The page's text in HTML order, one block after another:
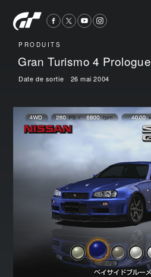
PRODUITS
Gran Turismo 4 Prologue
Date de sortie 26 mai 2004